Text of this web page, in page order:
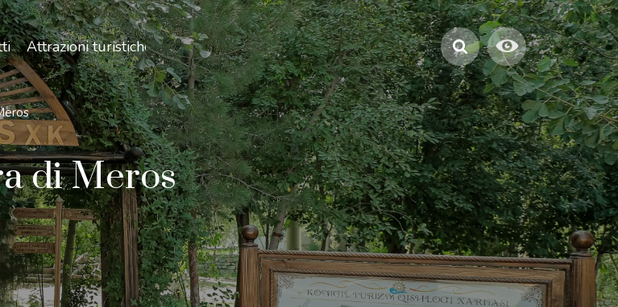
Attrazioni turistiche
di Meros